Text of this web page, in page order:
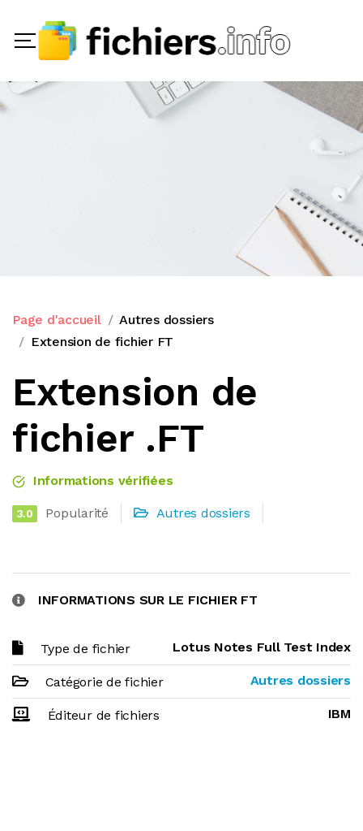
Page d'accueil
Autres dossiers
Extension de fichier FT
Extension de
fichier .FT
Informations vérifiées
3.0 Popularité Autres dossiers
INFORMATIONS SUR LE FICHIER FT
Type de fichier Lotus Notes Full Test Index
Catégorie de fichier Autres dossiers
Éditeur de fichiers IBM